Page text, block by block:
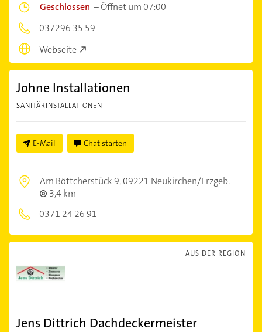
Geschlossen –Öffnet um 07:00
037296 35 59
Webseite
Johne Installationen
SANITÄRINSTALLATIONEN
E-Mail Chat starten
Am Böttcherstück 9,09221 Neukirchen/Erzgeb.
3,4 km
0371 24 26 91
AUS DER REGION
Jens Dittrich Dachdeckermeister